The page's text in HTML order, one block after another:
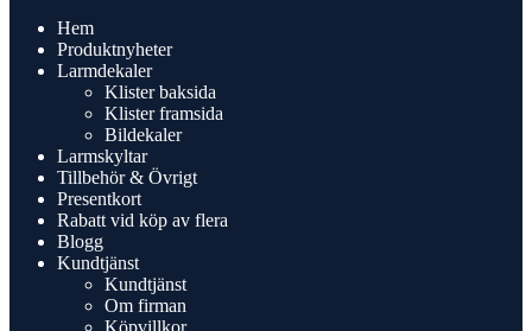
Hem
Produktnyheter
Larmdekaler
Klister baksida
Klister framsida
Bildekaler
Larmskyltar
Tillbehör & Övrigt
Presentkort
Rabatt vid köp av flera
Blogg
Kundtjänst
Kundtjänst
Om firman